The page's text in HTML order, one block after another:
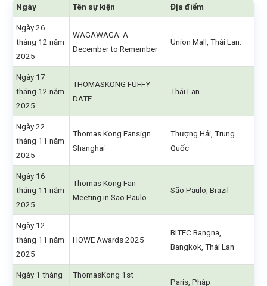
Ngày Tên sự kiện Địa điểm
Ngày 26
tháng 12 năm
2025
WAGAWAGA: A
December to Remember
Union Mall, Thái Lan.
Ngày 17
tháng 12 năm
2025
THOMASKONG FUFFY
DATE
Thái Lan
Ngày 22
tháng 11 năm
2025
Thomas Kong Fansign
Shanghai
Thượng Hải, Trung
Quốc
Ngày 16
tháng 11 năm
2025
Thomas Kong Fan
Meeting in Sao Paulo
São Paulo, Brazil
Ngày 12
tháng 11 năm
2025
HOWE Awards 2025
BITEC Bangna,
Bangkok, Thái Lan
Ngày 1 tháng
ThomasKong 1st
Paris, Pháp